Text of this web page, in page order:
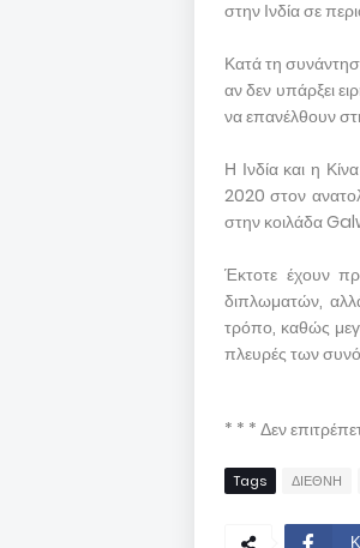
στην Ινδία σε
Κατά τη
αν δεν υπάρξει
να επανέλθουν
Η Ινδία και η
2020 στον
στην κοιλάδα
Έκτοτε έχουν
διπλωματών,
τρόπο, καθώς
πλευρές των
* * * Δεν
Tags ΔΙΕΘΝΗ